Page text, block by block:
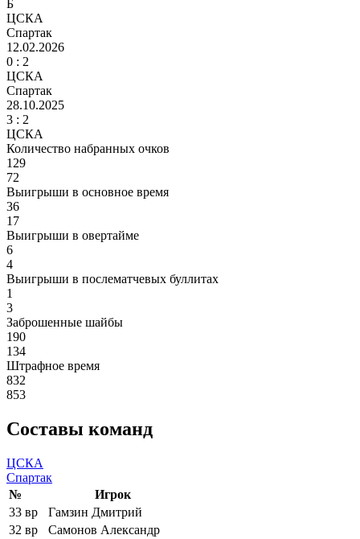
Б
ЦСКА
Спартак
12.02.2026
0 : 2
ЦСКА
Спартак
28.10.2025
3 : 2
ЦСКА
Количество набранных очков
129
72
Выигрыши в основное время
36
17
Выигрыши в овертайме
6
4
Выигрыши в послематчевых буллитах
1
3
Заброшенные шайбы
190
134
Штрафное время
832
853
Составы команд
ЦСКА
Спартак
№
Игрок
33 вр
Гамзин Дмитрий
32 вр
Самонов Александр